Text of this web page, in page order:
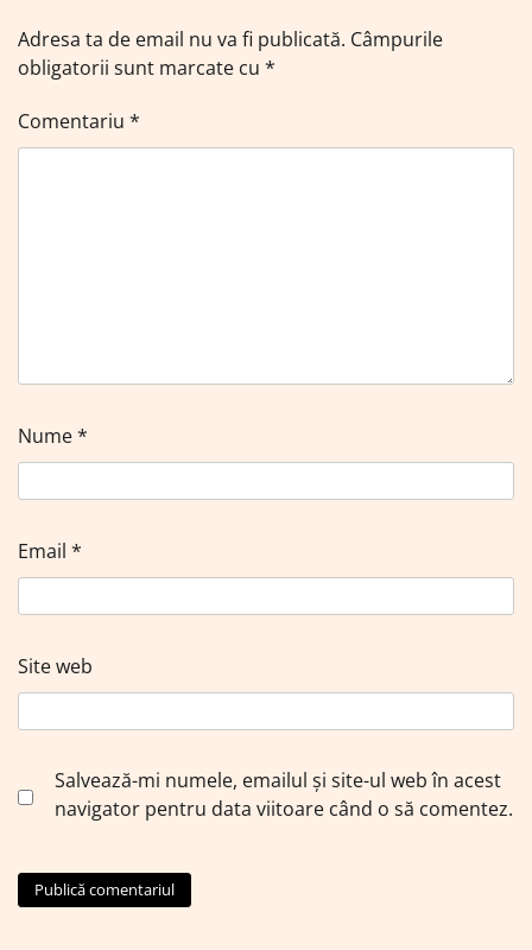
Adresa ta de email nu va fi publicată. Câmpurile
obligatorii sunt marcate cu *
Comentariu *
Nume*
Email *
Site web
Salvează-mi numele, emailul și site-ul web în acest
navigator pentru data viitoare când o să comentez.